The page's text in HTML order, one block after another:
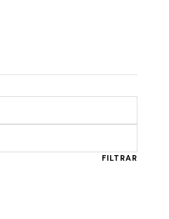
mínimo
máximo
FILTRAR